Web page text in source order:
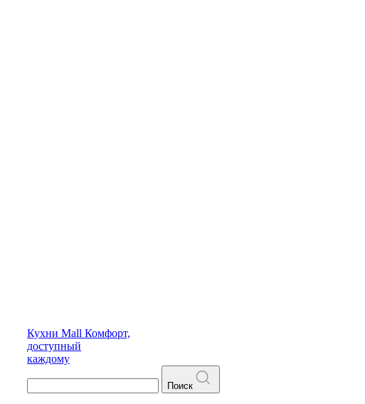
Кухни Mall Комфорт,
доступный
каждому
Поиск